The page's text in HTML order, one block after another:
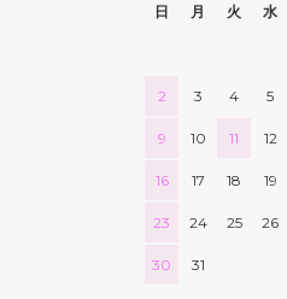
日 月 火 水
2 3 4 5
9 10 11 12
16 17 18 19
23 24 25 26
30 31